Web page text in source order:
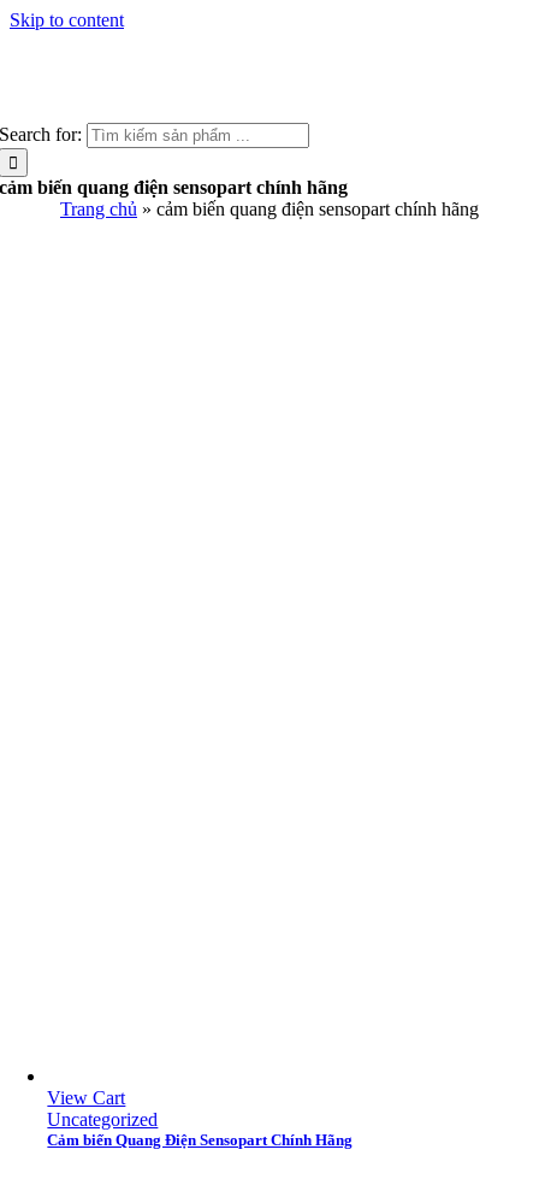
Skip to content
Search for:
cảm biến quang điện sensopart chính hãng
Trang chủ » cảm biến quang điện sensopart chính hãng
View Cart
Uncategorized
Cảm biến Quang Điện Sensopart Chính Hãng